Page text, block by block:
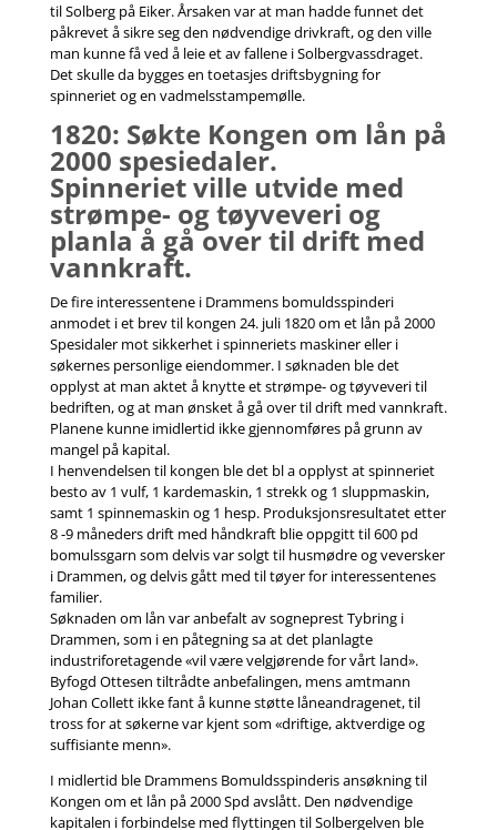
til Solberg på Eiker. Årsaken var at man hadde funnet det
påkrevet å sikre seg den nødvendige drivkraft, og den ville
man kunne få ved å leie et av fallene i Solbergvassdraget.
Det skulle da bygges en toetasjes driftsbygning for
spinneriet og en vadmelsstampemølle.
1820: Søkte Kongen om lån på
2000 spesiedaler.
Spinneriet ville utvide med
strømpe- og tøyveveri og
planla å gå over til drift med
vannkraft.
De fire interessentene i Drammens bomuldsspinderi
anmodet i et brev til kongen 24. juli 1820 om et lån på 2000
Spesidaler mot sikkerhet i spinneriets maskiner eller i
søkernes personlige eiendommer. I søknaden ble det
opplyst at man aktet å knytte et strømpe- og tøyveveri til
bedriften, og at man ønsket å gå over til drift med vannkraft.
Planene kunne imidlertid ikke gjennomføres på grunn av
mangel på kapital.
I henvendelsen til kongen ble det bl a opplyst at spinneriet
besto av 1 vulf, 1 kardemaskin, 1 strekk og 1 sluppmaskin,
samt 1 spinnemaskin og 1 hesp. Produksjonsresultatet etter
8 -9 måneders drift med håndkraft blie oppgitt til 600 pd
bomulssgarn som delvis var solgt til husmødre og veversker
i Drammen, og delvis gått med til tøyer for interessentenes
familier.
Søknaden om lån var anbefalt av sogneprest Tybring i
Drammen, som i en påtegning sa at det planlagte
industriforetagende «vil være velgjørende for vårt land».
Byfogd Ottesen tiltrådte anbefalingen, mens amtmann
Johan Collett ikke fant å kunne støtte låneandragenet, til
tross for at søkerne var kjent som «driftige, aktverdige og
suffisiante menn».
I midlertid ble Drammens Bomuldsspinderis ansøkning til
Kongen om et lån på 2000 Spd avslått. Den nødvendige
kapitalen i forbindelse med flyttingen til Solbergelven ble